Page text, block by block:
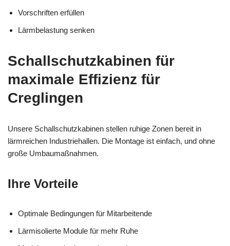
Vorschriften erfüllen
Lärmbelastung senken
Schallschutzkabinen für
maximale Effizienz für
Creglingen
Unsere Schallschutzkabinen stellen ruhige Zonen bereit in
lärmreichen Industriehallen. Die Montage ist einfach, und ohne
große Umbaumaßnahmen.
Ihre Vorteile
Optimale Bedingungen für Mitarbeitende
Lärmisolierte Module für mehr Ruhe